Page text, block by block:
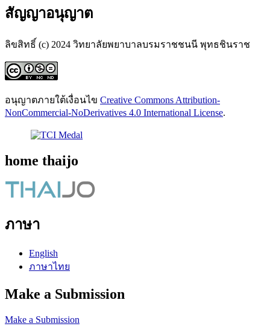
สัญญาอนุญาต
ลิขสิทธิ์ (c) 2024 วิทยาลัยพยาบาลบรมราชชนนี พุทธชินราช
อนุญาตภายใต้เงื่อนไข Creative Commons Attribution-
NonCommercial-NoDerivatives 4.0 International License.
home thaijo
ภาษา
English
ภาษาไทย
Make a Submission
Make a Submission